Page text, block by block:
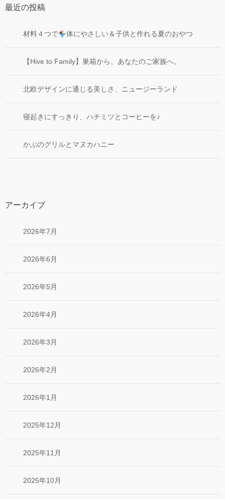
最近の投稿
材料４つで 体にやさしい＆子供と作れる夏のおやつ
【Hive to Family】巣箱から、あなたのご家族へ。
北欧デザインに通じる美しさ、ニュージーランド
寝起きにすっきり、ハチミツとコーヒーを♪
かぶのグリルとマヌカハニー
アーカイブ
2026年7月
2026年6月
2026年5月
2026年4月
2026年3月
2026年2月
2026年1月
2025年12月
2025年11月
2025年10月